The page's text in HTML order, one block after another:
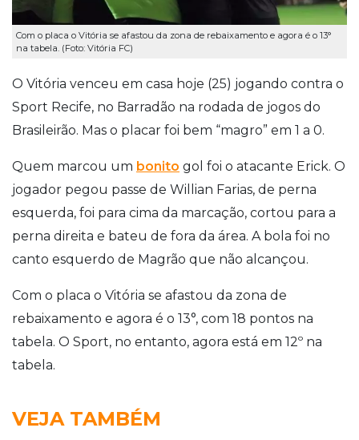
Com o placa o Vitória se afastou da zona de rebaixamento e agora é o 13°
na tabela. (Foto: Vitória FC)
O Vitória venceu em casa hoje (25) jogando contra o
Sport Recife, no Barradão na rodada de jogos do
Brasileirão. Mas o placar foi bem “magro” em 1 a 0.
Quem marcou um bonito gol foi o atacante Erick. O
jogador pegou passe de Willian Farias, de perna
esquerda, foi para cima da marcação, cortou para a
perna direita e bateu de fora da área. A bola foi no
canto esquerdo de Magrão que não alcançou.
Com o placa o Vitória se afastou da zona de
rebaixamento e agora é o 13°, com 18 pontos na
tabela. O Sport, no entanto, agora está em 12º na
tabela.
VEJA TAMBÉM